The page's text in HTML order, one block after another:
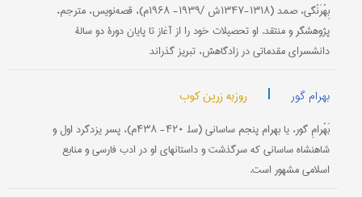
بِهْرَنْگی‌، صمد (۱۳۱۸-۱۳۴۷ش‌ /۱۹۳۹- ۱۹۶۸م‌)، قصه‌نویس‌، مترجم‌،
پژوهشگر و منتقد. او تحصیلات‌ خود را از آغاز تا پایان‌ دورۀ دو سالۀ
دانشسرای‌ مقدماتی‌ در زادگاهش‌، تبریز گذراند
بهرام گور | روزبه زرین کوب
بَهْرامِ گور، یا بهرام‌ پنجم‌ ساسانی‌ (سل‍ ۴۲۰- ۴۳۸م‌)، پسر یزدگرد اول‌ و
شاهنشاه‌ ساسانی‌ كه‌ سرگذشت‌ و داستانهای‌ او در ادب‌ فارسی‌ و منابع‌
اسلامی‌ مشهور است‌.